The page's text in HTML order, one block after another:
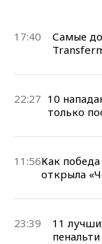
17:40
Самые
22:27 10
только
11:56Как
открыла
23:39
11
пенальти